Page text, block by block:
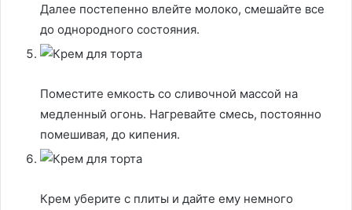
Далее постепенно влейте молоко, смешайте все
до однородного состояния.
Поместите емкость со сливочной массой на
медленный огонь. Нагревайте смесь, постоянно
помешивая, до кипения.
Крем уберите с плиты и дайте ему немного